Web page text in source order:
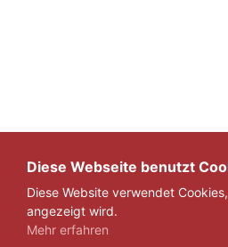
ZURÜCK
Diese Webseite benutzt
Diese Website verwendet
angezeigt wird.
Mehr erfahren